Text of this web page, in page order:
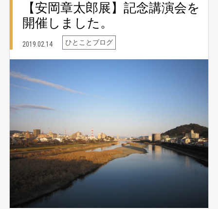
【安岡章太郎展】記念講演会を
開催しました。
2019.02.14 ひとことブログ